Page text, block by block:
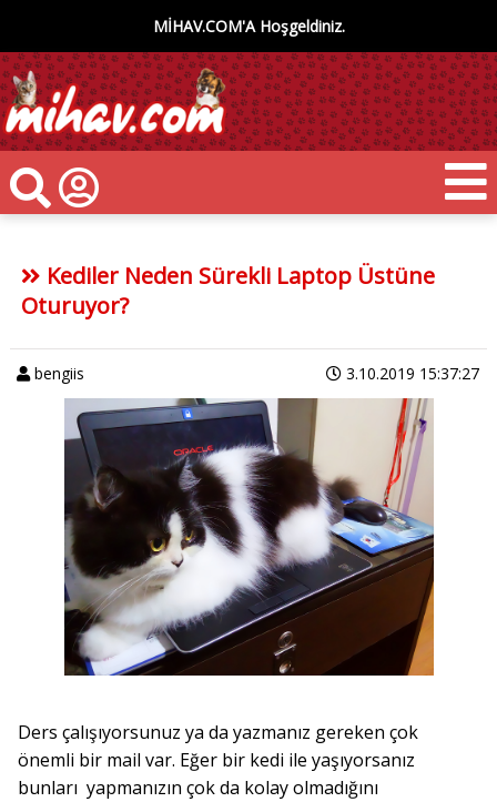
MİHAV.COM'A Hoşgeldiniz.
Kediler Neden Sürekli Laptop Üstüne
Oturuyor?
bengiis 3.10.2019 15:37:27
Ders çalışıyorsunuz ya da yazmanız gereken çok
önemli bir mail var. Eğer bir kedi ile yaşıyorsanız
bunları yapmanızın çok da kolay olmadığını